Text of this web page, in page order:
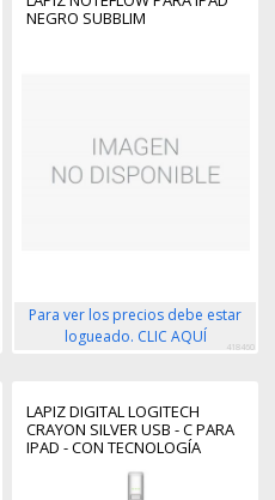
NEGRO SUBBLIM
Para ver los precios debe estar
logueado. CLIC AQUÍ
418460
LAPIZ DIGITAL LOGITECH
CRAYON SILVER USB - C PARA
IPAD - CON TECNOLOGÍA